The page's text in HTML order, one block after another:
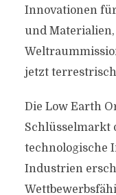
Innovationen
und
jetzt
Die Low Earth
Schlüsselmarkt
technologische
Industrien